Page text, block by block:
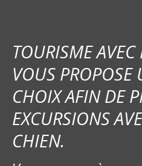
TOURISME
VOUS PROPOSE
CHOIX AFIN DE
EXCURSIONS
CHIEN.